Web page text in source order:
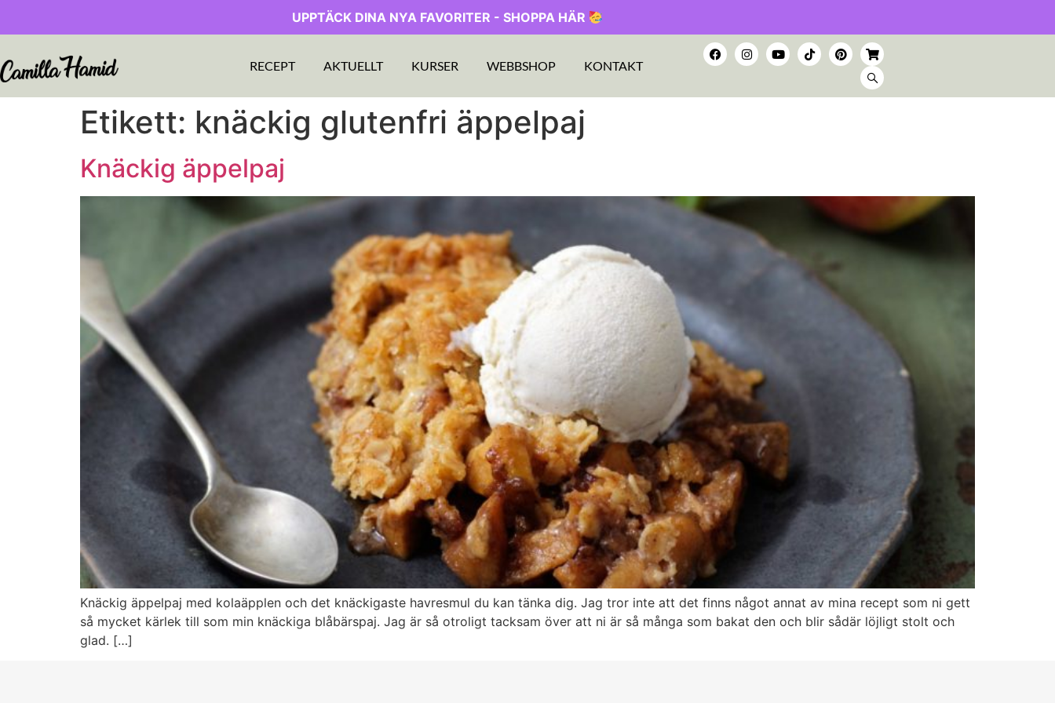
UPPTÄCK DINA NYA FAVORITER - SHOPPA HÄR
RECEPT AKTUELLT KURSER WEBBSHOP KONTAKT
Etikett: knäckig glutenfri äppelpaj
Knäckig äppelpaj
Knäckig äppelpaj med kolaäpplen och det knäckigaste havresmul du kan tänka dig. Jag tror inte att det finns något annat av mina recept som ni gett
så mycket kärlek till som min knäckiga blåbärspaj. Jag är så otroligt tacksam över att ni är så många som bakat den och blir sådär löjligt stolt och
glad. […]